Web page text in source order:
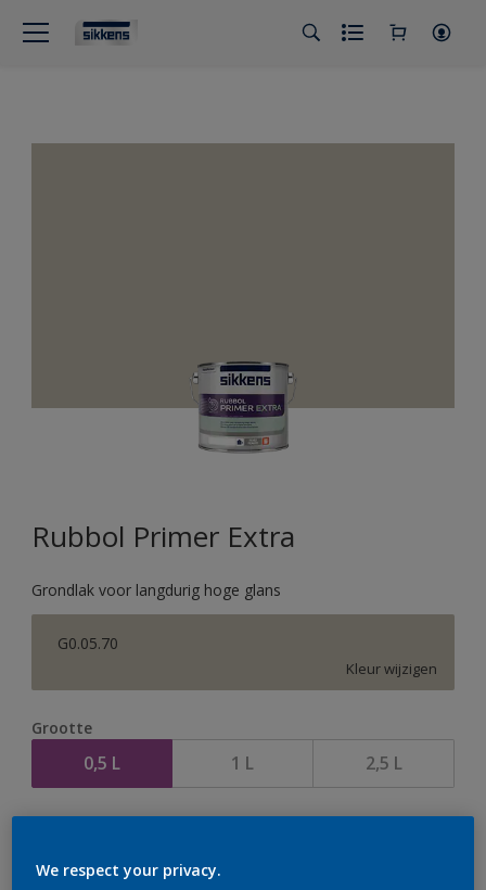
Rubbol Primer Extra
Grondlak voor langdurig hoge glans
G0.05.70
Kleur wijzigen
Grootte
0,5 L 1 L 2,5 L
We respect your privacy.